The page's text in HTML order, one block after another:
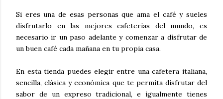
Si eres una de esas personas que ama el café y sueles
disfrutarlo en las mejores cafeterías del mundo, es
necesario ir un paso adelante y comenzar a disfrutar de
un buen café cada mañana en tu propia casa.
En esta tienda puedes elegir entre una cafetera italiana,
sencilla, clásica y económica que te permita disfrutar del
sabor de un expreso tradicional, e igualmente tienes